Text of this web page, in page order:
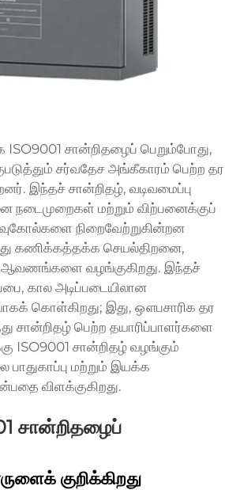
சான்றிதழைப் பெறும்போது,
சர்வதேச அங்கீகாரம் பெற்ற தர
இந்தச் சான்றிதழ், வடிவமைப்பு
நடைமுறைகள் மற்றும் விற்பனைக்குப்
நிறைவேற்றுகின்றன
இது கணிக்கத்தக்க செயல்திறனை,
ஆவணங்களை வழங்குகிறது. இந்தச்
கால அடிப்படையிலான
கொள்கிறது; இது, ஔபசாரிக தர
சான்றிதழ் பெற்ற தயாரிப்பாளர்களை
ISO9001 சான்றிதழ் வழங்கும்
மற்றும் இயக்க
விளக்குகிறது.
சான்றிதழைப்
குறிக்கிறது